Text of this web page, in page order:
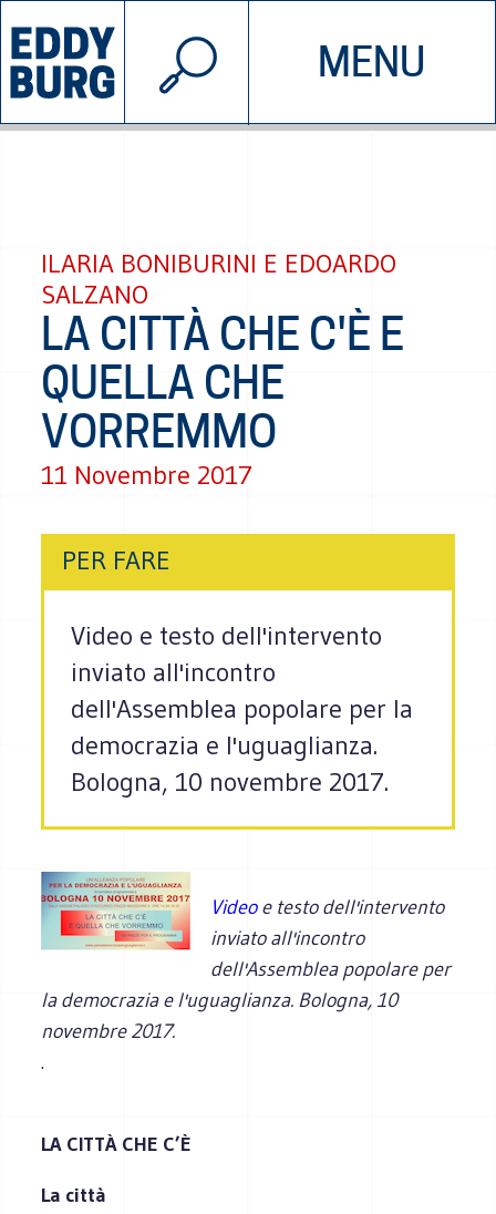
MENU
INIZIATIVE CHI SIAMO
© 2026 EDDYBURG
ILARIA BONIBURINI E EDOARDO
SALZANO
LA CITTÀ CHE C'È E
QUELLA CHE
VORREMMO
11 Novembre 2017
PER FARE
Video e testo dell'intervento
inviato all'incontro
dell'Assemblea popolare per la
democrazia e l'uguaglianza.
Bologna, 10 novembre 2017.
Videoe testo dell'intervento
inviato all'incontro
dell'Assemblea popolare per
la democrazia e l'uguaglianza. Bologna, 10
novembre 2017.
.
LA CITTÀ CHE C’È
La città